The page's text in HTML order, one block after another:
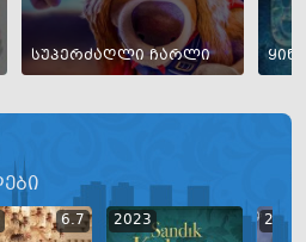
სუპერძაღლი ჩარლი
6.7 2023 2023